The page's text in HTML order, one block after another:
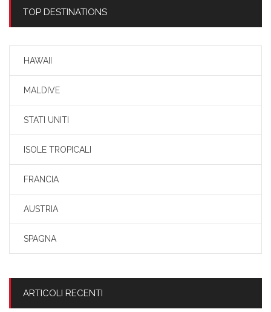
TOP DESTINATIONS
HAWAII
MALDIVE
STATI UNITI
ISOLE TROPICALI
FRANCIA
AUSTRIA
SPAGNA
ARTICOLI RECENTI